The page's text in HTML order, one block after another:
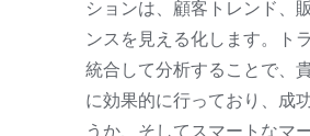
ションは、顧客トレンド、
ンスを見える化します。ト
統合して分析することで、
に効果的に行っており、成
うか、そしてスマートなマ